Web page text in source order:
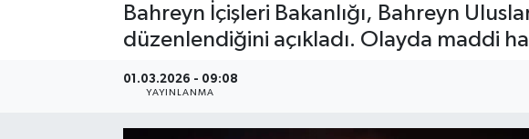
Bahreyn İçişleri Bakanlığı, Bahreyn
düzenlendiğini açıkladı. Olayda maddi
01.03.2026 - 09:08
YAYINLANMA